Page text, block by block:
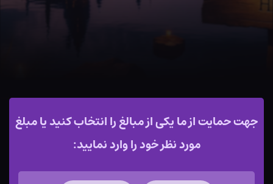
جهت حمایت از ما یکی از مبالغ را انتخاب کنید یا مبلغ
مورد نظر خود را وارد نمایید: